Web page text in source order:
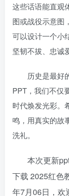
这些话语能直观
图或战役示意图
可以设计一个小
坚韧不拔、忠诚
历史是最好
PPT，我们不仅
时代焕发光彩。
鸣，用真实的故
洗礼。
本次更新
下载 2025红色
年7月06日 ，